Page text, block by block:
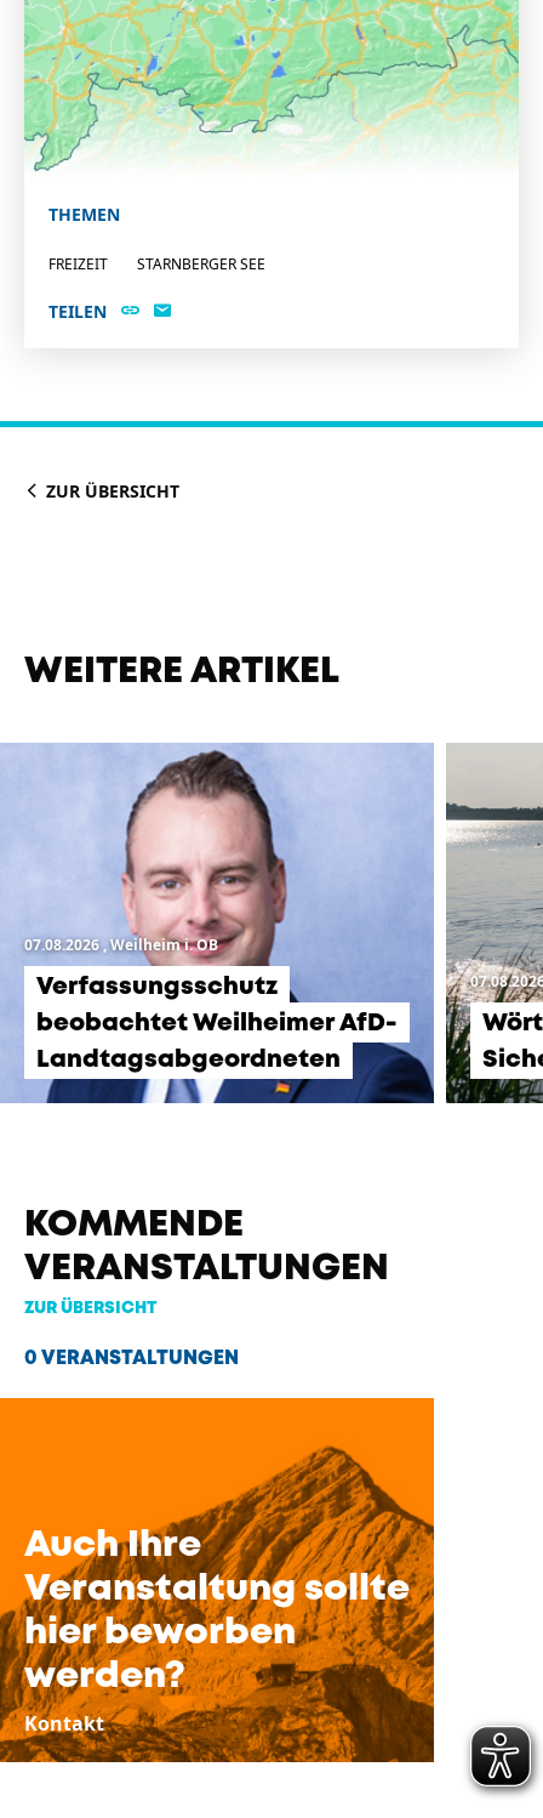
THEMEN
FREIZEIT STARNBERGER SEE
TEILEN
ZUR ÜBERSICHT
WEITERE ARTIKEL
07.08.2026, Weilheim i. OB
Verfassungsschutz
beobachtet Weilheimer AfD-
Landtagsabgeordneten
KOMMENDE
VERANSTALTUNGEN
ZUR ÜBERSICHT
0 VERANSTALTUNGEN
Auch Ihre
Veranstaltung sollte
hier beworben
werden?
Kontakt